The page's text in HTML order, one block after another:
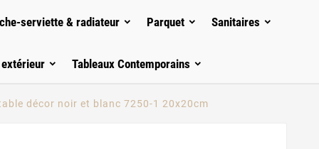
serviette & radiateur Parquet Sanitaires
Tableaux Contemporains
décor noir et blanc 7250-1 20x20cm